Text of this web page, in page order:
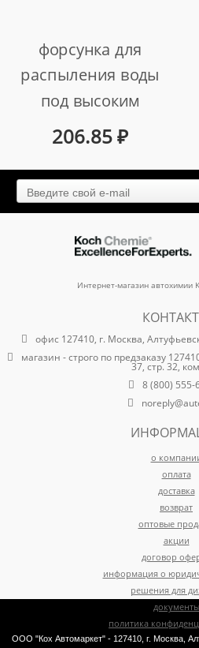
форсунка для
распыления воды
под высоким
давлением. 40°,
арт. au-4205
206.85₽
Интернет-магазин автохимии
офис 127410, г. Москва,
магазин - строго по предзаказу
37, стр. 32,
8 (800) 555-
о
оплата
доставка
возврат
оптовые
акции
договор
информация о
решения для
документы
политика
ООО "Кох Автомаркет" - 127410, г. Москва,